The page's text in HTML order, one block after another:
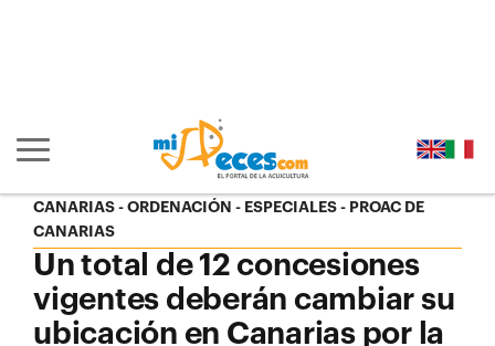
Mostrar/ocultar navegación principal
CANARIAS - ORDENACIÓN ESPECIALES
PROAC DE
CANARIAS
Un total de 12 concesiones
vigentes deberán cambiar su
ubicación en Canarias por la